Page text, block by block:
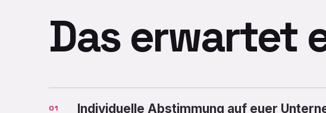
Das erwartet
01 Individuelle Abstimmung auf euer